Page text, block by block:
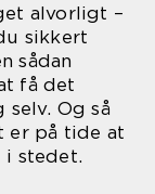
alvorligt –
sikkert
sådan
få det
Og så
er på tide at
i stedet.